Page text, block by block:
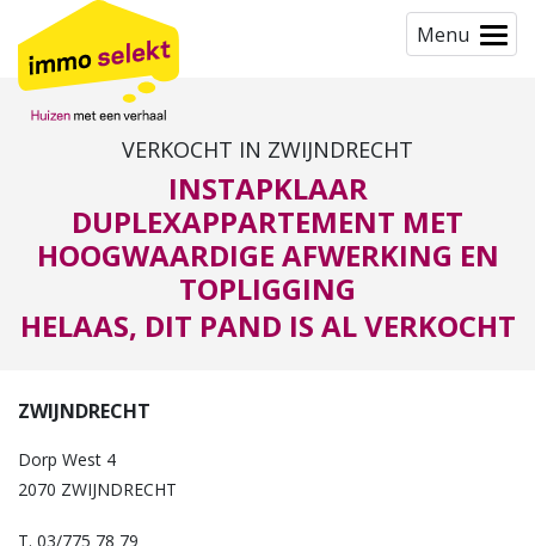
Menu
VERKOCHT IN ZWIJNDRECHT
INSTAPKLAAR
DUPLEXAPPARTEMENT MET
HOOGWAARDIGE AFWERKING EN
TOPLIGGING
HELAAS, DIT PAND IS AL VERKOCHT
ZWIJNDRECHT
Dorp West 4
2070 ZWIJNDRECHT
T. 03/775 78 79